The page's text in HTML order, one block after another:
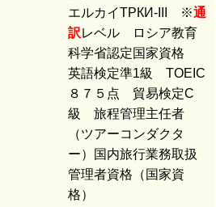
エルカイТРКИ-III ※通
訳レベル ロシア教育
科学省認定国家資格
英語検定準1級 TOEIC
８７５点 貿易検定C
級 旅程管理主任者
（ツアーコンダクタ
ー）国内旅行業務取扱
管理者資格（国家資
格）